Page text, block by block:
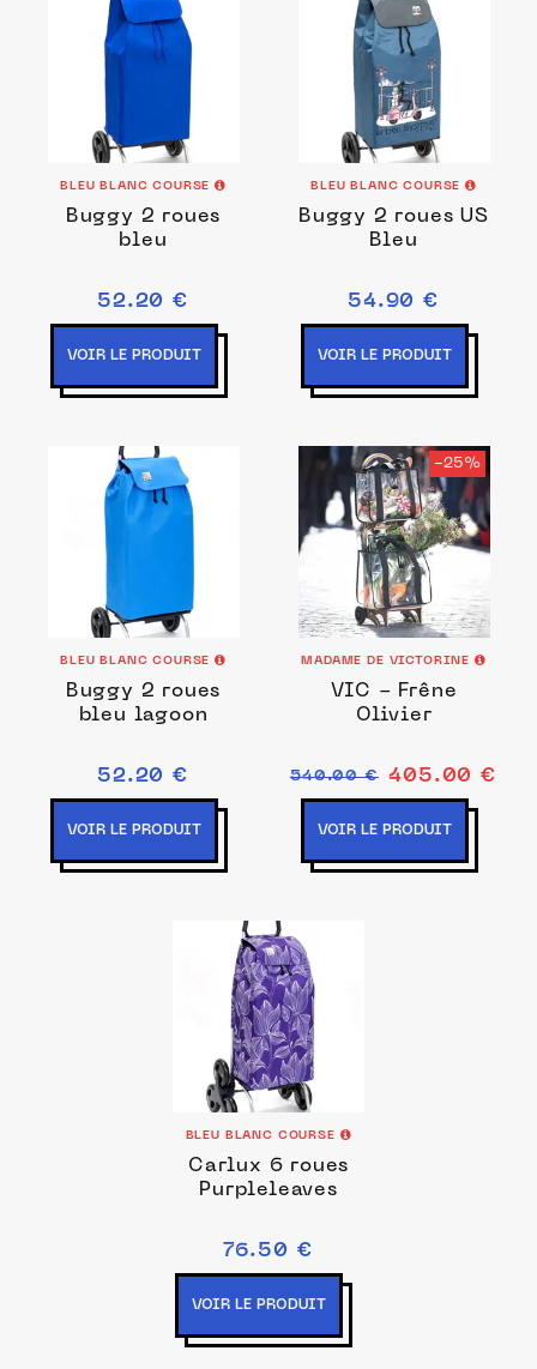
BLEU BLANC COURSE
Buggy 2 roues
bleu
52.20 €
VOIR LE PRODUIT
BLEU BLANC COURSE
Buggy 2 roues US
Bleu
54.90 €
VOIR LE PRODUIT
BLEU BLANC COURSE
Buggy 2 roues
bleu lagoon
52.20 €
VOIR LE PRODUIT
-25%
MADAME DE VICTORINE
VIC - Frêne
Olivier
540.00 € 405.00 €
VOIR LE PRODUIT
BLEU BLANC COURSE
Carlux 6 roues
Purpleleaves
76.50 €
VOIR LE PRODUIT